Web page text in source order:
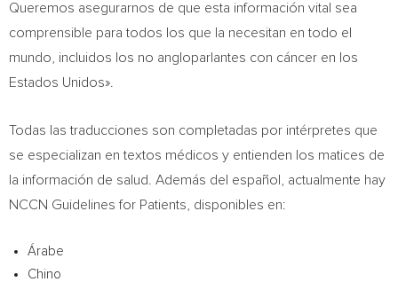
Queremos asegurarnos de que esta información vital sea
comprensible para todos los que la necesitan en todo el
mundo, incluidos los no angloparlantes con cáncer en los
Estados Unidos».
Todas las traducciones son completadas por intérpretes que
se especializan en textos médicos y entienden los matices de
la información de salud. Además del español, actualmente hay
NCCN Guidelines for Patients, disponibles en:
Árabe
Chino